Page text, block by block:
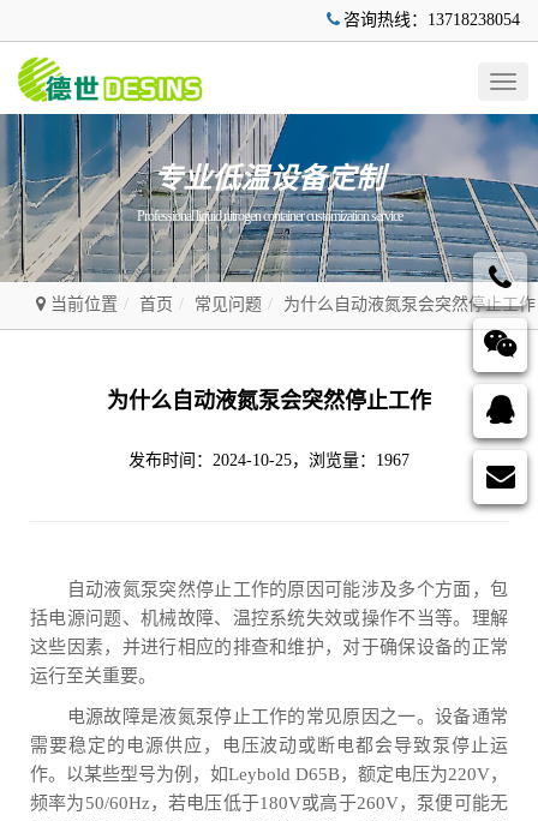
咨询热线：13718238054
专业低温设备定制
Professional liquid nitrogen container customization service
当前位置 首页 常见问题 为什么自动液氮泵会突然停止工作
为什么自动液氮泵会突然停止工作
发布时间：2024-10-25，浏览量：1967
自动液氮泵突然停止工作的原因可能涉及多个方面，包
括电源问题、机械故障、温控系统失效或操作不当等。理解
这些因素，并进行相应的排查和维护，对于确保设备的正常
运行至关重要。
电源故障是液氮泵停止工作的常见原因之一。设备通常
需要稳定的电源供应，电压波动或断电都会导致泵停止运
作。以某些型号为例，如Leybold D65B，额定电压为220V，
频率为50/60Hz，若电压低于180V或高于260V，泵便可能无